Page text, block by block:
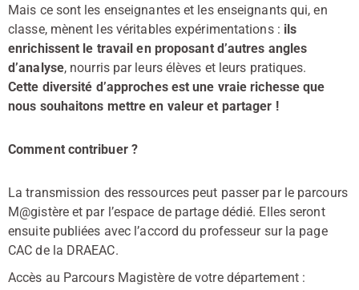
Mais ce sont les enseignantes et les enseignants qui, en
classe, mènent les véritables expérimentations : ils
enrichissent le travail en proposant d’autres angles
d’analyse, nourris par leurs élèves et leurs pratiques.
Cette diversité d’approches est une vraie richesse que
nous souhaitons mettre en valeur et partager !
Comment contribuer ?
La transmission des ressources peut passer par le parcours
M@gistère et par l’espace de partage dédié. Elles seront
ensuite publiées avec l’accord du professeur sur la page
CAC de la DRAEAC.
Accès au Parcours Magistère de votre département :